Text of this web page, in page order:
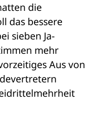
die
das bessere
sieben Ja-
mehr
Aus von